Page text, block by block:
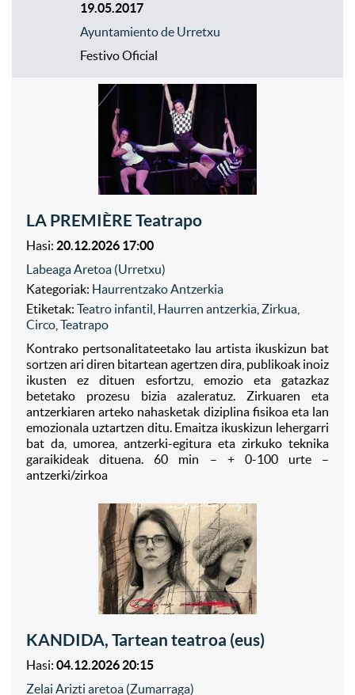
19.05.2017
Ayuntamiento de Urretxu
Festivo Oficial
LA PREMIÈRE Teatrapo
Hasi: 20.12.2026 17:00
Labeaga Aretoa (Urretxu)
Kategoriak: Haurrentzako Antzerkia
Etiketak: Teatro infantil Haurren antzerkia Zirkua
Circo Teatrapo
Kontrako pertsonalitateetako lau artista ikuskizun bat
sortzen ari diren bitartean agertzen dira, publikoak inoiz
ikusten ez dituen esfortzu, emozio eta gatazkaz
betetako prozesu bizia azaleratuz. Zirkuaren eta
antzerkiaren arteko nahasketak diziplina fisikoa eta lan
emozionala uztartzen ditu. Emaitza ikuskizun lehergarri
bat da, umorea, antzerki-egitura eta zirkuko teknika
garaikideak dituena. 60 min – + 0-100 urte –
antzerki/zirkoa
KANDIDA, Tartean teatroa (eus)
Hasi: 04.12.2026 20:15
Zelai Arizti aretoa (Zumarraga)